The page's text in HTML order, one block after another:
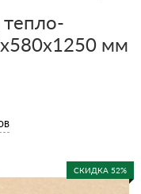
мм
СКИДКА 52%